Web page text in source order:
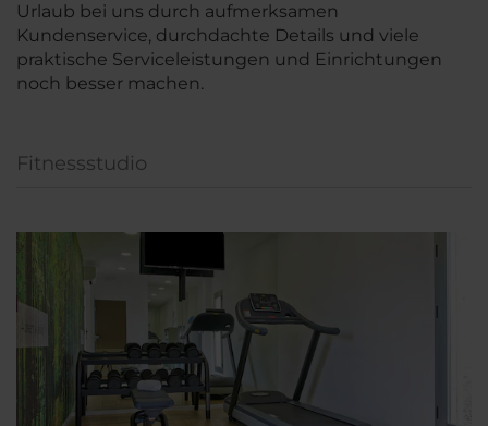
Urlaub bei uns durch aufmerksamen
Kundenservice, durchdachte Details und viele
praktische Serviceleistungen und Einrichtungen
noch besser machen.
Fitnessstudio